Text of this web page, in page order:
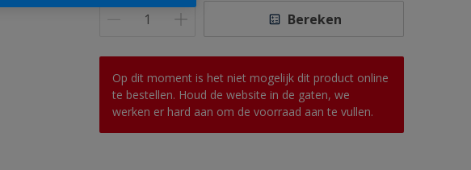
Bereken
Op dit moment is het niet mogelijk dit product online
te bestellen. Houd de website in de gaten, we
werken er hard aan om de voorraad aan te vullen.